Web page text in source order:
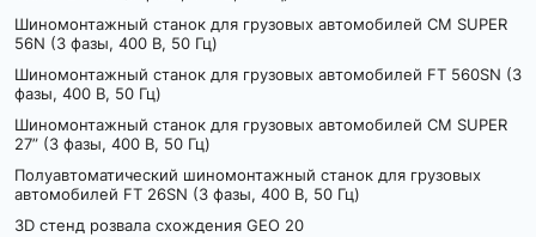
Шиномонтажный станок для грузовых автомобилей CM SUPER
56N (3 фазы, 400 В, 50 Гц)
Шиномонтажный станок для грузовых автомобилей FT 560SN (3
фазы, 400 В, 50 Гц)
Шиномонтажный станок для грузовых автомобилей CM SUPER
27” (3 фазы, 400 В, 50 Гц)
Полуавтоматический шиномонтажный станок для грузовых
автомобилей FT 26SN (3 фазы, 400 В, 50 Гц)
3D стенд розвала схождения GEO 20